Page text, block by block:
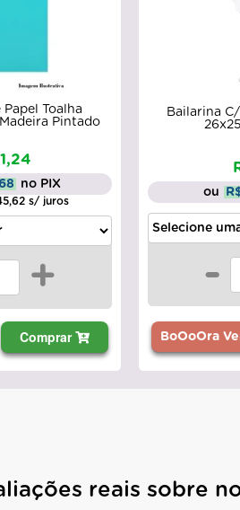
Toalha
Madeira Pintado
no PIX
s/ juros
+
Comprar
Bailarina
ou
-
BoOoOra
reais sobre